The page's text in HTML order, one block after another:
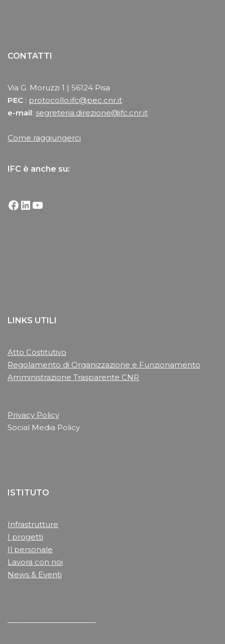
CONTATTI
Via G. Moruzzi 1 | 56124 Pisa
PEC : protocollo.ifc@pec.cnr.it
e-mail: segreteria.direzione@ifc.cnr.it
Come raggiungerci
IFC è anche su:
LINKS UTILI
Atto Costitutivo
Regolamento di Organizzazione e Funzionamento
Amministrazione Trasparente CNR
Privacy Policy
Social Media Policy
ISTITUTO
Infrastrutture
I progetti
Il personale
Lavora con noi
News & Eventi